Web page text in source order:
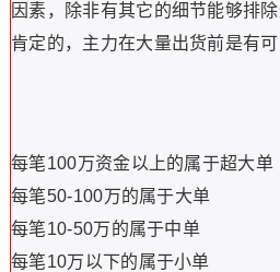
因素，除非有其它的细节能够排
肯定的，主力在大量出货前是有
每笔100万资金以上的属于超大单
每笔50-100万的属于大单
每笔10-50万的属于中单
每笔10万以下的属于小单